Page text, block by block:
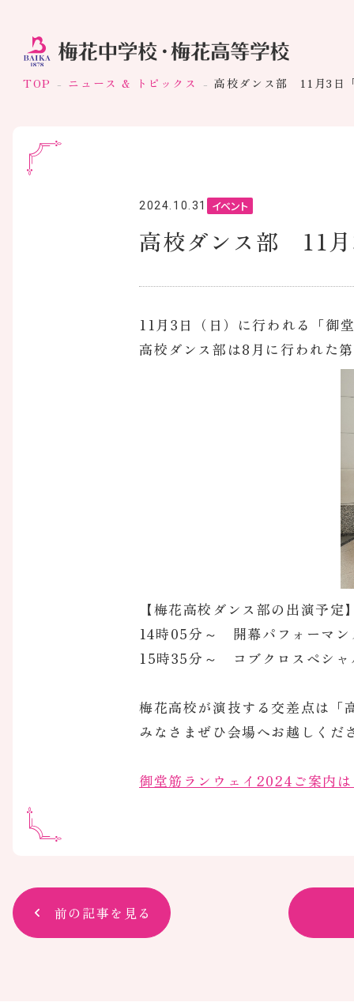
TOP ニュース & トピックス 高校ダンス部 11月3日
2024.10.31 イベント
高校ダンス部 11月
11月3日（日）に行われる「御
高校ダンス部は8月に行われた
【梅花高校ダンス部の出演予定
14時05分～ 開幕パフォーマン
15時35分～ コブクロスペシャ
梅花高校が演技する交差点は「
みなさまぜひ会場へお越しくだ
御堂筋ランウェイ2024ご案内
前の記事を見る